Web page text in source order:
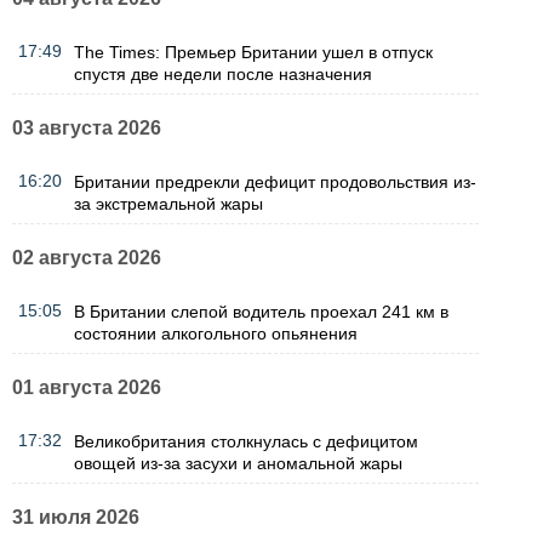
17:49
The Times: Премьер Британии ушел в отпуск
спустя две недели после назначения
03 августа 2026
16:20
Британии предрекли дефицит продовольствия из-
за экстремальной жары
02 августа 2026
15:05
В Британии слепой водитель проехал 241 км в
состоянии алкогольного опьянения
01 августа 2026
17:32
Великобритания столкнулась с дефицитом
овощей из-за засухи и аномальной жары
31 июля 2026